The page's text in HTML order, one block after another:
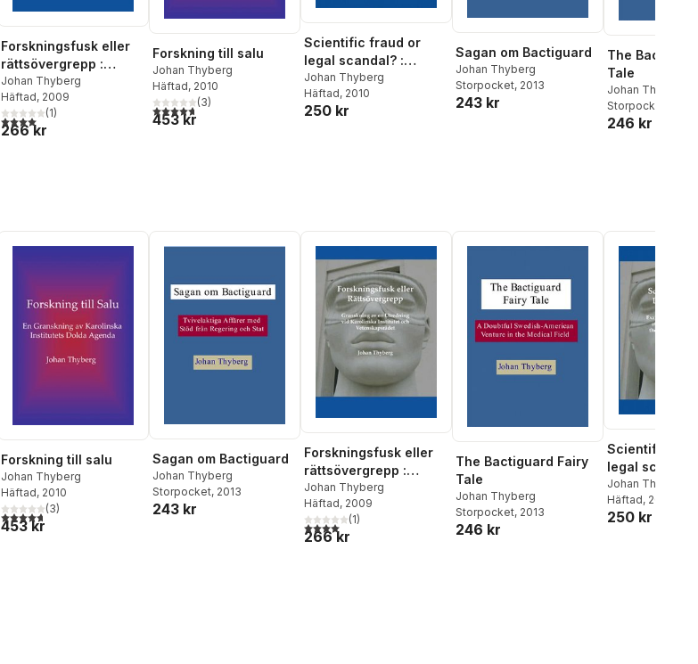
Forskningsfusk eller
rättsövergrepp :
granskning av en
utredning vid
Karolinska Institutet
och Vetenskapsrådet
Johan Thyberg
Häftad, 2009
4,0utav 5 stjärnor. Totalt antal röster:
(1)
266 kr
Forskning till salu
Johan Thyberg
Häftad, 2010
4,7utav 5 stjärnor. Totalt antal röster:
(3)
453 kr
Scientific fraud or
legal scandal? :
examination of an
investigation at
Karolinska Institutet
Johan Thyberg
Häftad, 2010
250 kr
Sagan om Bactiguard
Johan Thyberg
Storpocket, 2013
243 kr
The
Tale
Johan Thyberg
Storpocket
246 kr
Forskning till salu
Johan Thyberg
Häftad, 2010
4,7utav 5 stjärnor. Totalt antal röster:
(3)
453 kr
Sagan om Bactiguard
Johan Thyberg
Storpocket, 2013
243 kr
Forskningsfusk eller
rättsövergrepp :
granskning av en
utredning vid
Karolinska Institutet
och Vetenskapsrådet
Johan Thyberg
Häftad, 2009
4,0utav 5 stjärnor. Totalt antal röster:
(1)
266 kr
The Bactiguard Fairy
Tale
Johan Thyberg
Storpocket, 2013
246 kr
Scientific
legal
examination
investigation
Karolinska
Johan Thyberg
Häftad, 2010
250 kr